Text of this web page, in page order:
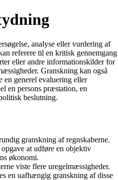
analyse eller vurdering af
referere til en kritisk gennemgang
eller andre informationskilder for
Granskning kan også
en generel evaluering eller
en persons præstation, en
beslutning.
granskning af regnskaberne.
at udføre en objektiv
økonomi.
viste flere uregelmæssigheder.
en uafhængig granskning af disse